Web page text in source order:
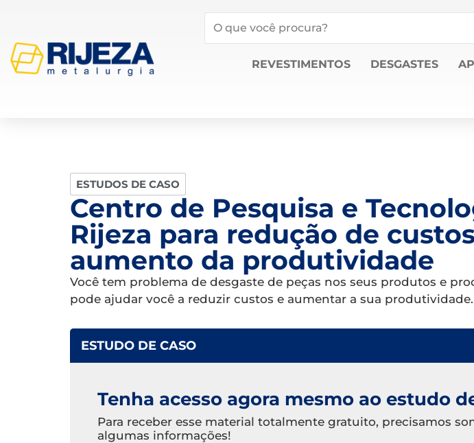
REVESTIMENTOS DESGASTES
ESTUDOS DE CASO
Centro de Pesquisa e
Rijeza para redução de
aumento da produtividade
Você tem problema de desgaste de peças nos seus produtos e
pode ajudar você a reduzir custos e aumentar a sua
ESTUDO DE CASO
Tenha acesso agora mesmo ao estudo
Para receber esse material totalmente gratuito, precisamos
algumas informações!